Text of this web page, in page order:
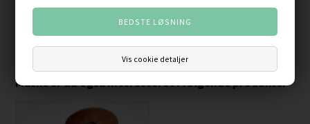
Vis cookie detaljer
stiftende trends, så er kvalitet stadig tidløst.
Måske er du også interesseret i følgende produkter